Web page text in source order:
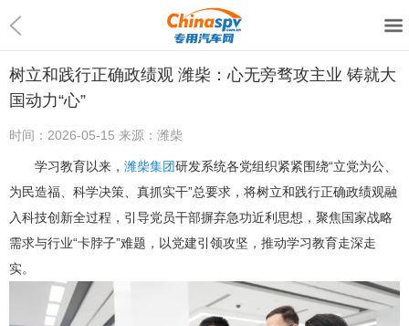
树立和践行正确政绩观 潍柴：心无旁骛攻主业 铸就大
国动力“心”
时间： 2026-05-15 来源： 潍柴
学习教育以来， 潍柴集团研发系统各党组织紧紧围绕“立党为公、
为民造福、科学决策、真抓实干”总要求，将树立和践行正确政绩观融
入科技创新全过程，引导党员干部摒弃急功近利思想，聚焦国家战略
需求与行业“卡脖子”难题，以党建引领攻坚，推动学习教育走深走
实。